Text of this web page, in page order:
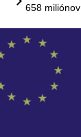
658 miliónov